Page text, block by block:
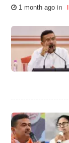
1 month ago